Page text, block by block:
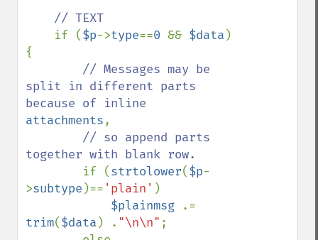
// TEXT
if ($p->type==0 && $data )
{
// Messages may be
split in different parts
attachments,
// so append parts
together with blank row.
if (strtolower($p-
>subtype )== 'plain' )
$plainmsg
trim($data ) . "\n\n" ;